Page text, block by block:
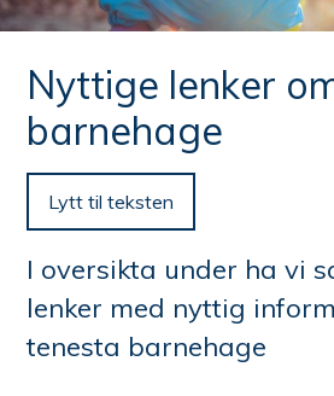
Nyttige lenker
barnehage
Lytt til teksten
I oversikta under ha vi
lenker med nyttig
tenesta barnehage